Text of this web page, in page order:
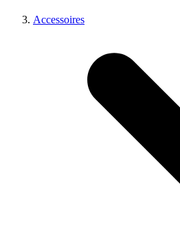
Accessoires